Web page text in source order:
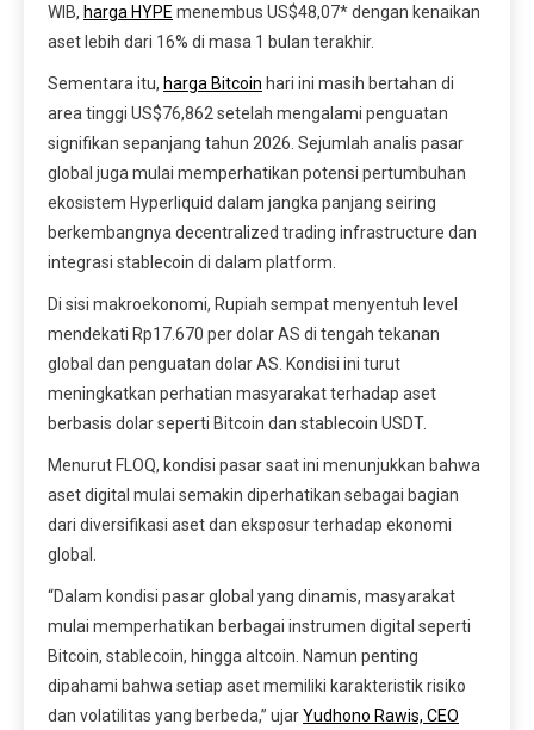
WIB, harga HYPE menembus US$48,07* dengan kenaikan
aset lebih dari 16% di masa 1 bulan terakhir.
Sementara itu, harga Bitcoin hari ini masih bertahan di
area tinggi US$76,862 setelah mengalami penguatan
signifikan sepanjang tahun 2026. Sejumlah analis pasar
global juga mulai memperhatikan potensi pertumbuhan
ekosistem Hyperliquid dalam jangka panjang seiring
berkembangnya decentralized trading infrastructure dan
integrasi stablecoin di dalam platform.
Di sisi makroekonomi, Rupiah sempat menyentuh level
mendekati Rp17.670 per dolar AS di tengah tekanan
global dan penguatan dolar AS. Kondisi ini turut
meningkatkan perhatian masyarakat terhadap aset
berbasis dolar seperti Bitcoin dan stablecoin USDT.
Menurut FLOQ, kondisi pasar saat ini menunjukkan bahwa
aset digital mulai semakin diperhatikan sebagai bagian
dari diversifikasi aset dan eksposur terhadap ekonomi
global.
“Dalam kondisi pasar global yang dinamis, masyarakat
mulai memperhatikan berbagai instrumen digital seperti
Bitcoin, stablecoin, hingga altcoin. Namun penting
dipahami bahwa setiap aset memiliki karakteristik risiko
dan volatilitas yang berbeda,” ujarYudhono Rawis, CEO